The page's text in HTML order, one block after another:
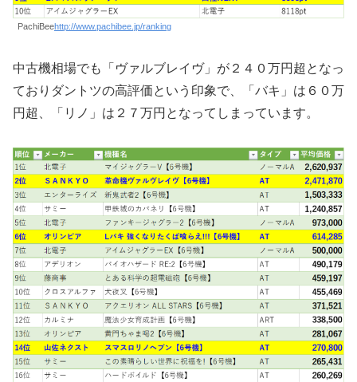
PachiBeehttp://www.pachibee.jp/ranking
中古機相場でも「ヴァルブレイヴ」が２４０万円超となっ
ておりダントツの高評価という印象で、「バキ」は６０万
円超、「リノ」は２７万円となってしまっています。